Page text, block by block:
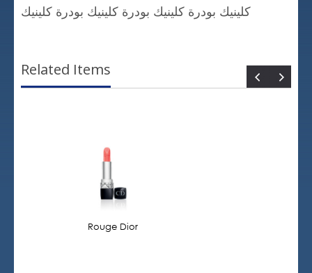
كلينيك بودرة كلينيك بودرة كلينيك بودرة كلينيك
Related Items
Rouge Dior